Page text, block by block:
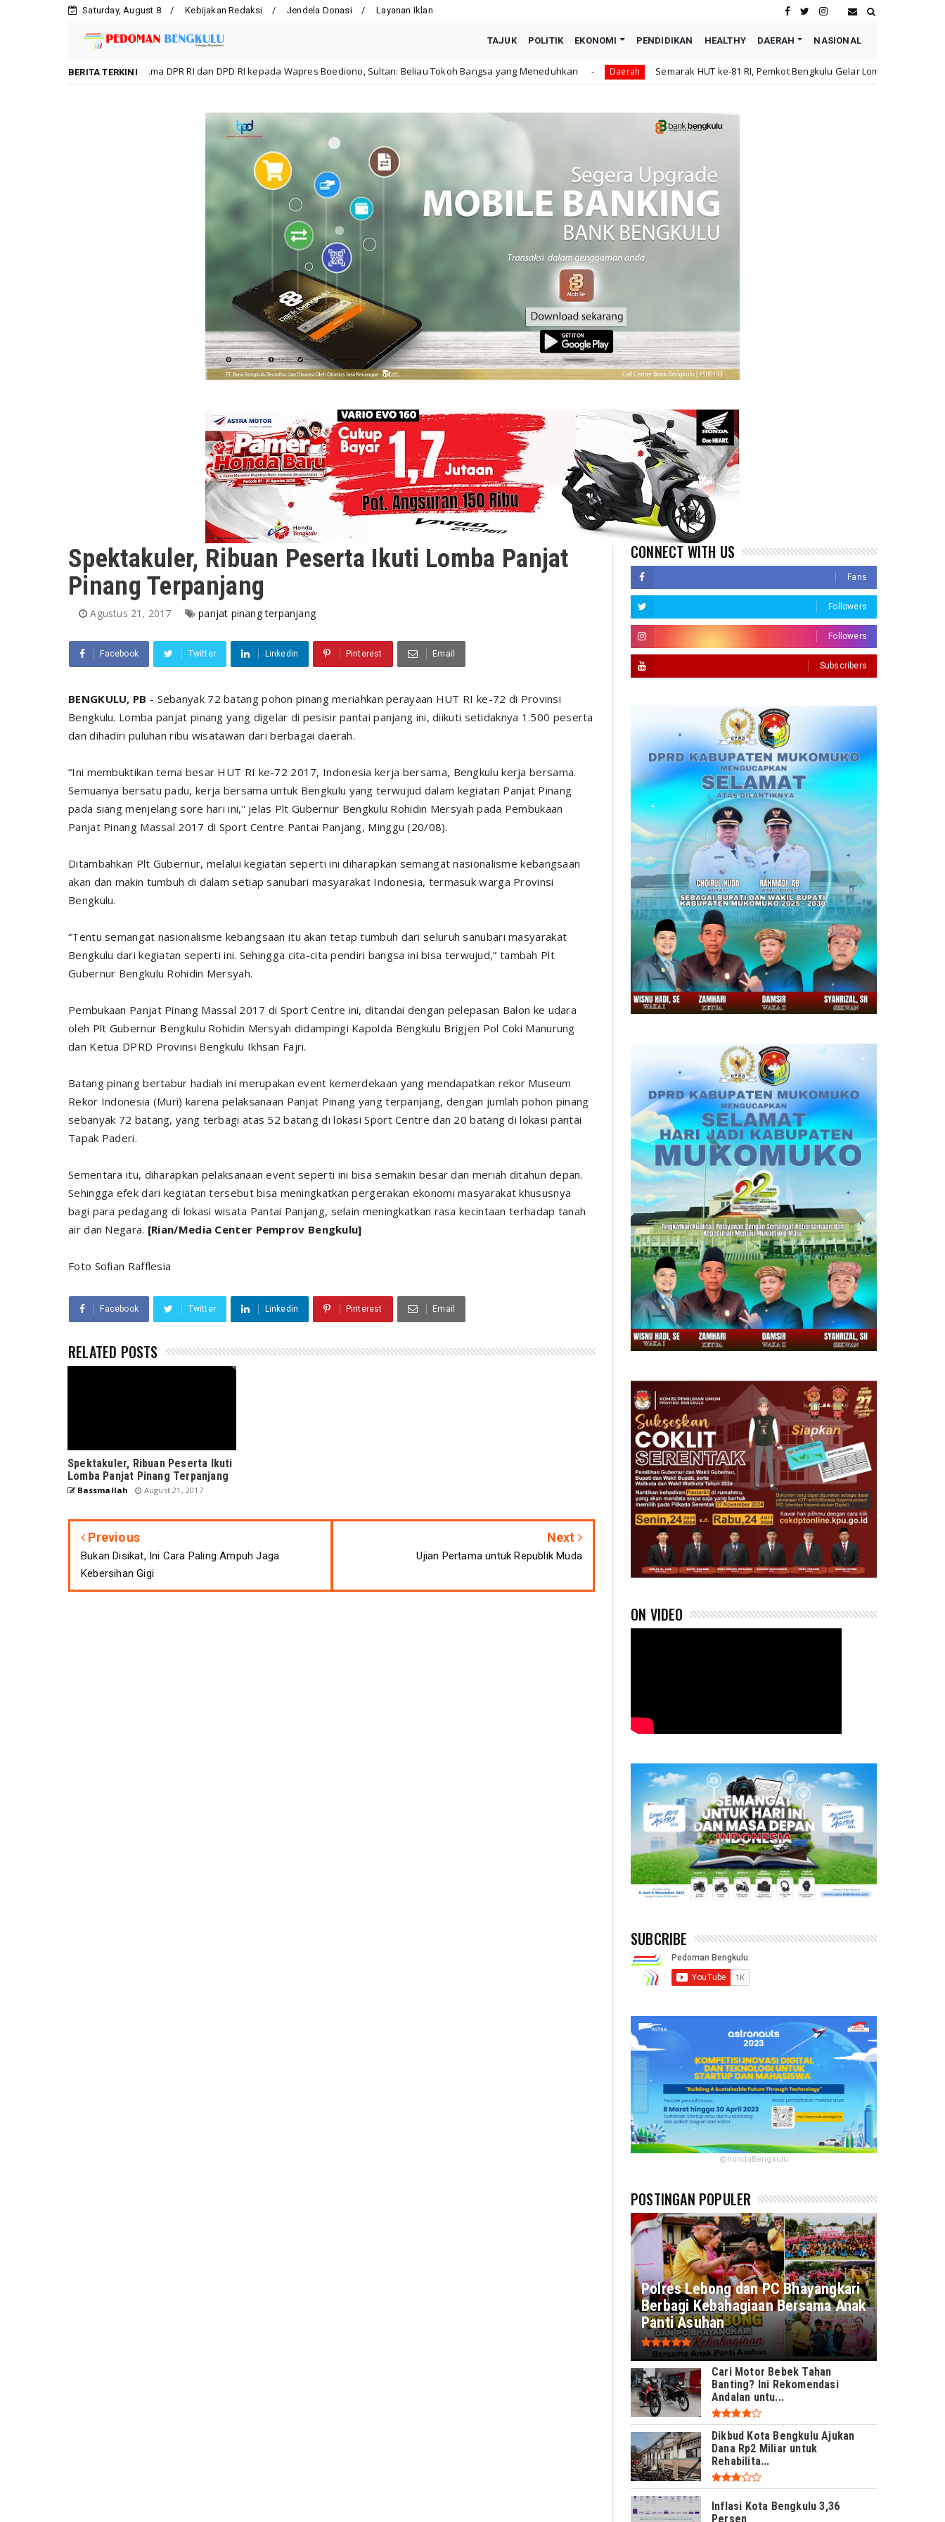
Saturday, August 8 Kebijakan Redaksi Jendela Donasi Layanan Iklan
TAJUK POLITIK EKONOMI PENDIDIKAN HEALTHY DAERAH NASIONAL
BERITA TERKINI
Bersama DPR RI dan DPD RI kepada Wapres Boediono, Sultan: Beliau Tokoh Bangsa yang Meneduhkan Daerah Semarak HUT ke-81 RI, Pemkot Bengkulu Gelar Lomba Kebersihan Kantor Antar OPD
Spektakuler, Ribuan Peserta Ikuti Lomba Panjat
Pinang Terpanjang
Agustus 21, 2017 panjat pinang terpanjang
Facebook Twitter Linkedin Pinterest Email
BENGKULU, PB - Sebanyak 72 batang pohon pinang meriahkan perayaan HUT RI ke-72 di Provinsi
Bengkulu. Lomba panjat pinang yang digelar di pesisir pantai panjang ini, diikuti setidaknya 1.500 peserta
dan dihadiri puluhan ribu wisatawan dari berbagai daerah.
“Ini membuktikan tema besar HUT RI ke-72 2017, Indonesia kerja bersama, Bengkulu kerja bersama.
Semuanya bersatu padu, kerja bersama untuk Bengkulu yang terwujud dalam kegiatan Panjat Pinang
pada siang menjelang sore hari ini,” jelas Plt Gubernur Bengkulu Rohidin Mersyah pada Pembukaan
Panjat Pinang Massal 2017 di Sport Centre Pantai Panjang, Minggu (20/08).
Ditambahkan Plt Gubernur, melalui kegiatan seperti ini diharapkan semangat nasionalisme kebangsaan
akan dan makin tumbuh di dalam setiap sanubari masyarakat Indonesia, termasuk warga Provinsi
Bengkulu.
“Tentu semangat nasionalisme kebangsaan itu akan tetap tumbuh dari seluruh sanubari masyarakat
Bengkulu dari kegiatan seperti ini. Sehingga cita-cita pendiri bangsa ini bisa terwujud,” tambah Plt
Gubernur Bengkulu Rohidin Mersyah.
Pembukaan Panjat Pinang Massal 2017 di Sport Centre ini, ditandai dengan pelepasan Balon ke udara
oleh Plt Gubernur Bengkulu Rohidin Mersyah didampingi Kapolda Bengkulu Brigjen Pol Coki Manurung
dan Ketua DPRD Provinsi Bengkulu Ikhsan Fajri.
Batang pinang bertabur hadiah ini merupakan event kemerdekaan yang mendapatkan rekor Museum
Rekor Indonesia (Muri) karena pelaksanaan Panjat Pinang yang terpanjang, dengan jumlah pohon pinang
sebanyak 72 batang, yang terbagi atas 52 batang di lokasi Sport Centre dan 20 batang di lokasi pantai
Tapak Paderi.
Sementara itu, diharapkan pelaksanaan event seperti ini bisa semakin besar dan meriah ditahun depan.
Sehingga efek dari kegiatan tersebut bisa meningkatkan pergerakan ekonomi masyarakat khususnya
bagi para pedagang di lokasi wisata Pantai Panjang, selain meningkatkan rasa kecintaan terhadap tanah
air dan Negara. [Rian/Media Center Pemprov Bengkulu]
Foto Sofian Rafflesia
Facebook Twitter Linkedin Pinterest Email
RELATED POSTS
Spektakuler, Ribuan Peserta Ikuti
Lomba Panjat Pinang Terpanjang
Bassmallah August 21, 2017
Previous
Bukan Disikat, Ini Cara Paling Ampuh Jaga
Kebersihan Gigi
Next
Ujian Pertama untuk Republik Muda
CONNECT WITH US
Fans
Followers
Followers
Subscribers
ON VIDEO
SUBCRIBE
@hondaBengkulu
POSTINGAN POPULER
Polres Lebong dan PC Bhayangkari
Berbagi Kebahagiaan Bersama Anak
Panti Asuhan
Cari Motor Bebek Tahan
Banting? Ini Rekomendasi
Andalan untu...
Dikbud Kota Bengkulu Ajukan
Dana Rp2 Miliar untuk
Rehabilita...
Inflasi Kota Bengkulu 3,36
Persen